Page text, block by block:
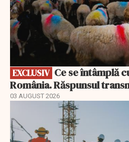
EXCLUSIV
România. Răspunsul
03 AUGUST 2026